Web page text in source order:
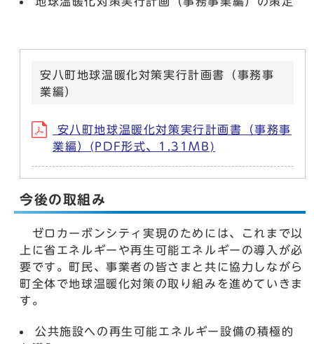
安八町地球温暖化対策実行計画書（事務事
業編）
安八町地球温暖化対策実行計画書（事務事
業編）(PDF形式、1.31MB)
今後の取組み
ゼロカーボンシティ実現のためには、これまで以
上に省エネルギーや再生可能エネルギーの導入が必
要です。町民、事業者の皆さまと共に協力しながら
町全体で地球温暖化対策の取り組みを進めていきま
す。
公共施設への再生可能エネルギー設備の積極的